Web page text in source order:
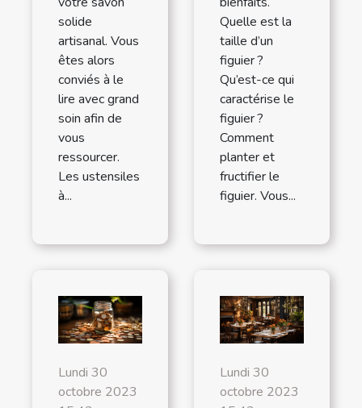
solide
artisanal. Vous
êtes alors
conviés à le
lire avec grand
soin afin de
vous
ressourcer.
Les ustensiles
à...
Quelle est la
taille d’un
figuier ?
Qu’est-ce qui
caractérise le
figuier ?
Comment
planter et
fructifier le
figuier. Vous...
Lundi 30
octobre 2023
Lundi 30
octobre 2023